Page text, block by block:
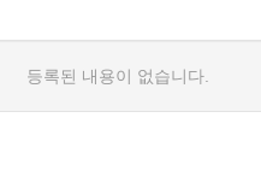
등록된 내용이 없습니다.